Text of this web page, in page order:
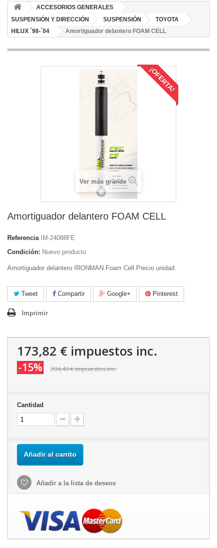
ACCESORIOS GENERALES
SUSPENSIÓN Y DIRECCIÓN
SUSPENSIÓN
TOYOTA
HILUX ´98-´04
Amortiguador delantero FOAM CELL
¡OFERTA!
Ver más grande
Amortiguador delantero FOAM CELL
Referencia
IM-24088FE
Condición: Nuevo producto
Amortiguador delantero IRONMAN Foam Cell.Precio unidad.
Tweet Compartir Google+ Pinterest
Imprimir
173,82 € impuestos inc.
-15% 204,49 €impuestos inc.
Cantidad
Añadir al carrito
Añadir a la lista de deseos